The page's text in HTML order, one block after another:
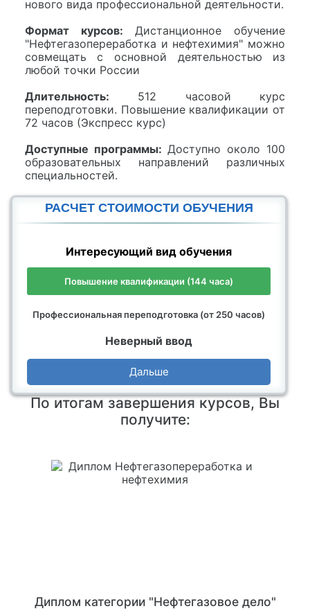
нового вида профессиональной деятельности.
Формат курсов: Дистанционное обучение
"Нефтегазопереработка и нефтехимия" можно
совмещать с основной деятельностью из
любой точки России
Длительность: 512 часовой курс
переподготовки. Повышение квалификации от
72 часов (Экспресс курс)
Доступные программы: Доступно около 100
образовательных направлений различных
специальностей.
РАСЧЕТ СТОИМОСТИ ОБУЧЕНИЯ
Интересующий вид обучения
Повышение квалификации (144 часа)
Профессиональная переподготовка (от 250 часов)
Неверный ввод
Дальше
По итогам завершения курсов, Вы
получите:
Диплом категории "Нефтегазовое дело"